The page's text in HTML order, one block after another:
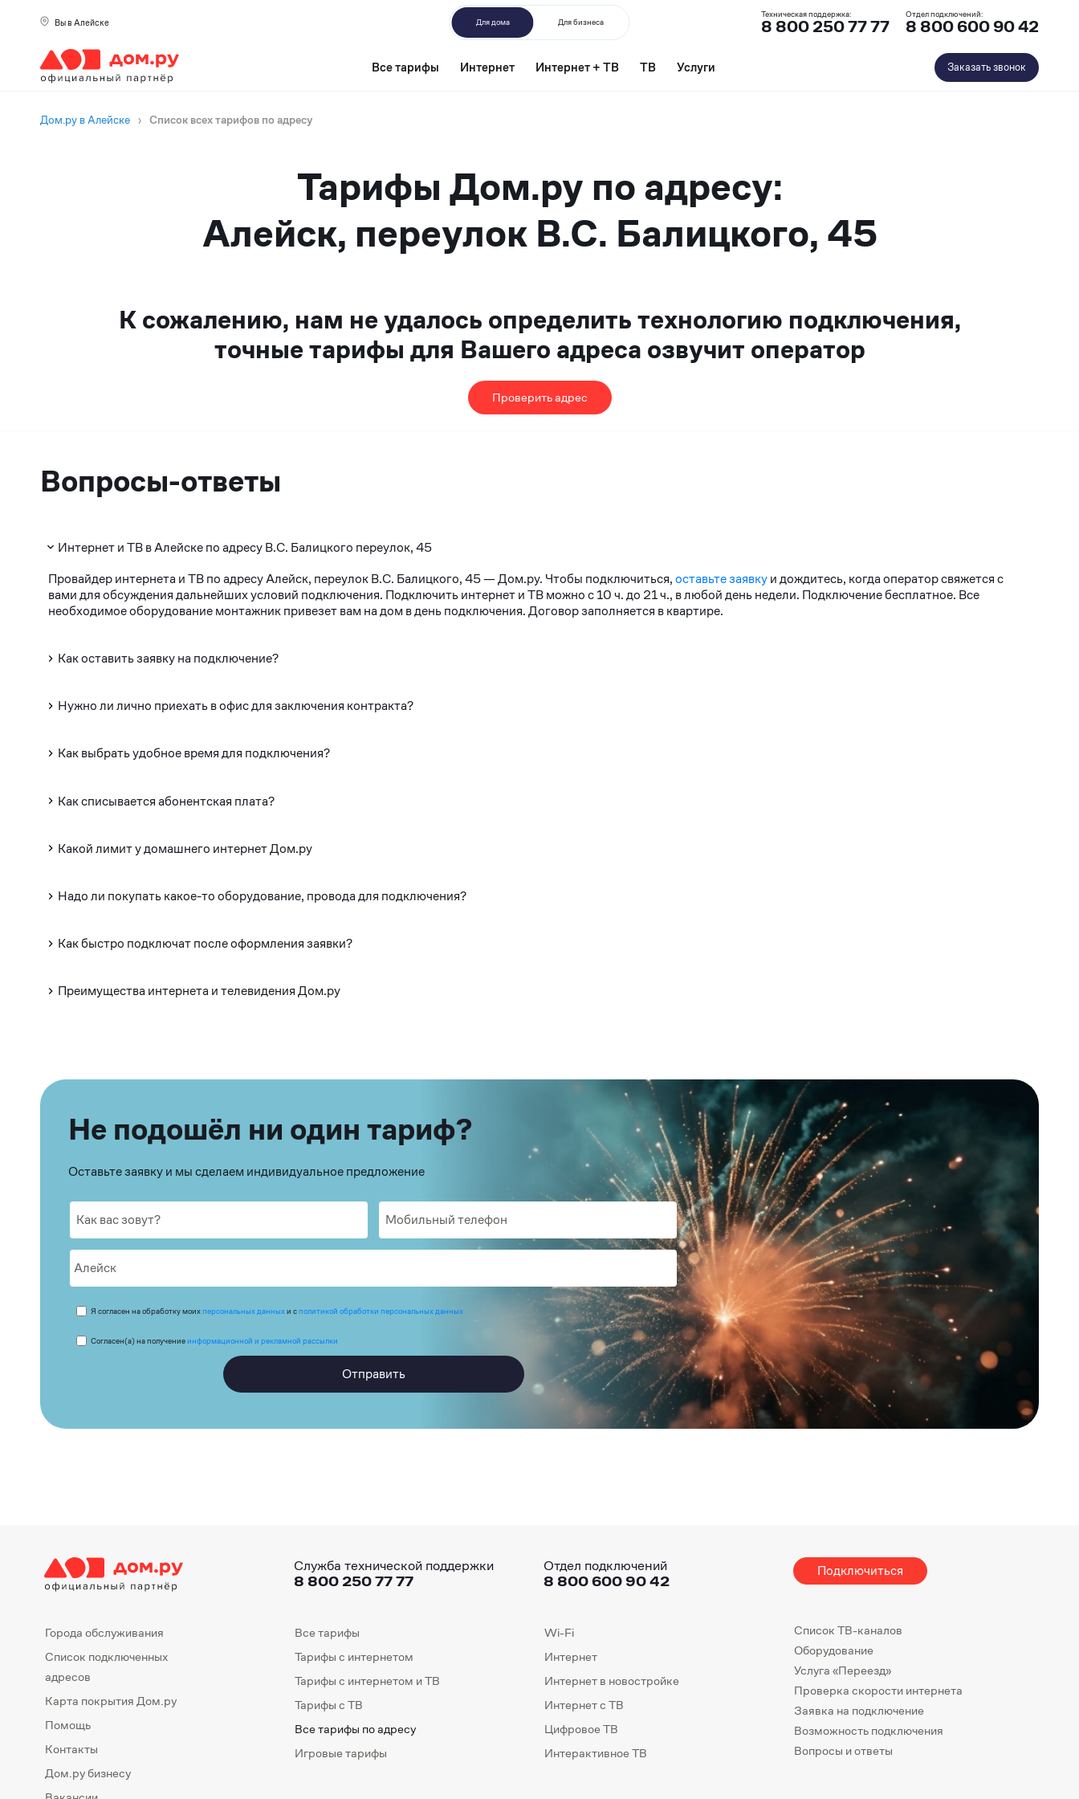
Вы в Алейске Для дома Для бизнеса
Техническая поддержка:
8 800 250 77 77
Отдел подключений:
8 800 600 90 42
Все тарифы Интернет Интернет + ТВ ТВ Услуги Заказать звонок
Дом.ру в Алейске › Список всех тарифов по адресу
Тарифы Дом.ру по адресу:
Алейск, переулок В.С. Балицкого, 45
К сожалению, нам не удалось определить технологию подключения,
точные тарифы для Вашего адреса озвучит оператор
Проверить адрес
Вопросы-ответы
Интернет и ТВ в Алейске по адресу В.С. Балицкого переулок, 45
Провайдер интернета и ТВ по адресу Алейск, переулок В.С. Балицкого, 45 — Дом.ру. Чтобы подключиться,оставьте заявкуи дождитесь, когда оператор свяжется с
вами для обсуждения дальнейших условий подключения. Подключить интернет и ТВ можно с 10 ч. до 21 ч., в любой день недели. Подключение бесплатное. Все
необходимое оборудование монтажник привезет вам на дом в день подключения. Договор заполняется в квартире.
Как оставить заявку на подключение?
Нужно ли лично приехать в офис для заключения контракта?
Как выбрать удобное время для подключения?
Как списывается абонентская плата?
Какой лимит у домашнего интернет Дом.ру
Надо ли покупать какое-то оборудование, провода для подключения?
Как быстро подключат после оформления заявки?
Преимущества интернета и телевидения Дом.ру
Не подошёл ни один тариф?
Оставьте заявку и мы сделаем индивидуальное предложение
Я согласен на обработку моихперсональных данныхи сполитикой обработки персональных данных
Согласен(а) на получениеинформационной и рекламной рассылки
Отправить
Служба технической поддержки
8 800 250 77 77
Отдел подключений
8 800 600 90 42
Подключиться
Города обслуживания
Список подключенных
адресов
Карта покрытия Дом.ру
Помощь
Контакты
Дом.ру бизнесу
Все тарифы
Тарифы с интернетом
Тарифы с интернетом и ТВ
Тарифы с ТВ
Все тарифы по адресу
Игровые тарифы
Wi-Fi
Интернет
Интернет в новостройке
Интернет с ТВ
Цифровое ТВ
Интерактивное ТВ
Список ТВ-каналов
Оборудование
Услуга «Переезд»
Проверка скорости интернета
Заявка на подключение
Возможность подключения
Вопросы и ответы